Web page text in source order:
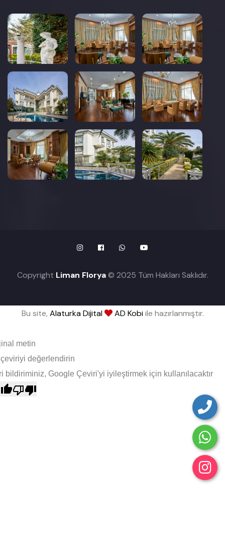
Copyright Liman Florya© 2025 Tüm Hakları Saklıdır.
Bu site, Alaturka Dijital AD Kobiile hazırlanmıştır.
metin
değerlendirin
bildiriminiz, Google Çeviri'yi iyileştirmek için kullanılacaktır